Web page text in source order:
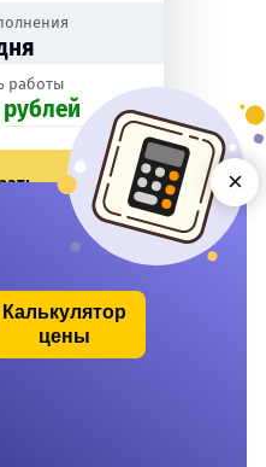
работы
работа
Калькулятор
цены
×